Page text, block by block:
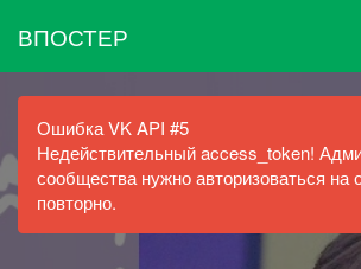
ВПОСТЕР
Ошибка VK API #5
Недействительный access_token!
сообщества нужно авторизоваться на
повторно.